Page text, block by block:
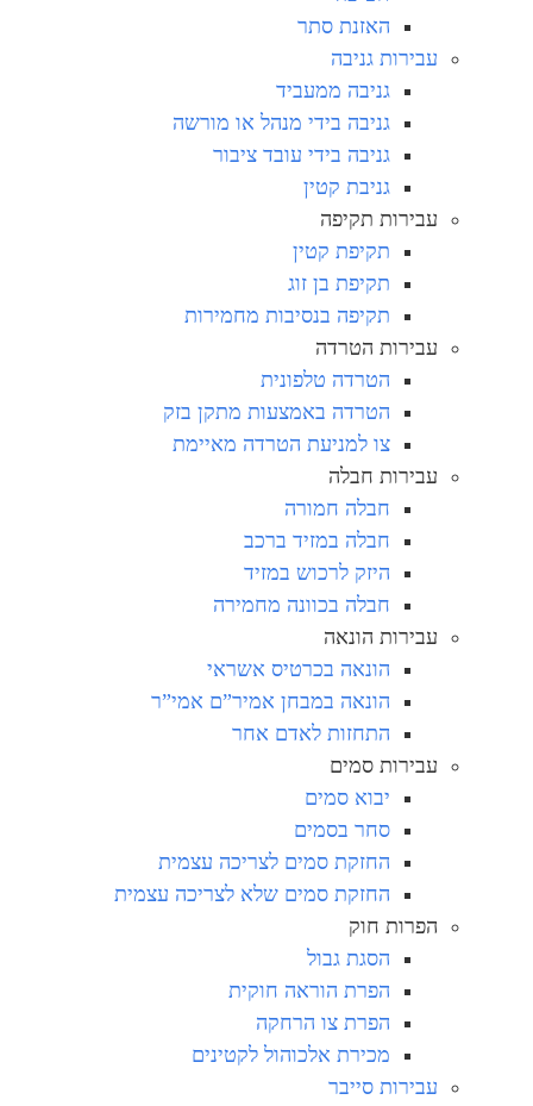
האזנת סתר
עבירות גניבה
גניבה ממעביד
גניבה בידי מנהל או מורשה
גניבה בידי עובד ציבור
גניבת קטין
עבירות תקיפה
תקיפת קטין
תקיפת בן זוג
תקיפה בנסיבות מחמירות
עבירות הטרדה
הטרדה טלפונית
הטרדה באמצעות מתקן בזק
צו למניעת הטרדה מאיימת
עבירות חבלה
חבלה חמורה
חבלה במזיד ברכב
היזק לרכוש במזיד
חבלה בכוונה מחמירה
עבירות הונאה
הונאה בכרטיס אשראי
הונאה במבחן אמיר”ם אמי”ר
התחזות לאדם אחר
עבירות סמים
יבוא סמים
סחר בסמים
החזקת סמים לצריכה עצמית
החזקת סמים שלא לצריכה עצמית
הפרות חוק
הסגת גבול
הפרת הוראה חוקית
הפרת צו הרחקה
מכירת אלכוהול לקטינים
עבירות סייבר